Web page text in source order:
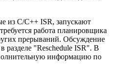
из C/C++ ISR, запускают
работа планировщика
прерываний. Обсуждение
разделе "Reschedule ISR". В
информацию по